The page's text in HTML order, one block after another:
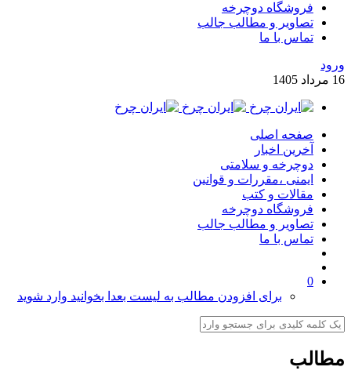
فروشگاه دوچرخه
تصاویر و مطالب جالب
تماس با ما
ورود
16 مرداد 1405
صفحه اصلی
آخرین اخبار
دوچرخه و سلامتی
ایمنی ،مقررات و قوانین
مقالات و کتب
فروشگاه دوچرخه
تصاویر و مطالب جالب
تماس با ما
0
برای افزودن مطالب به لیست بعدا بخوانید وارد شوید
مطالب